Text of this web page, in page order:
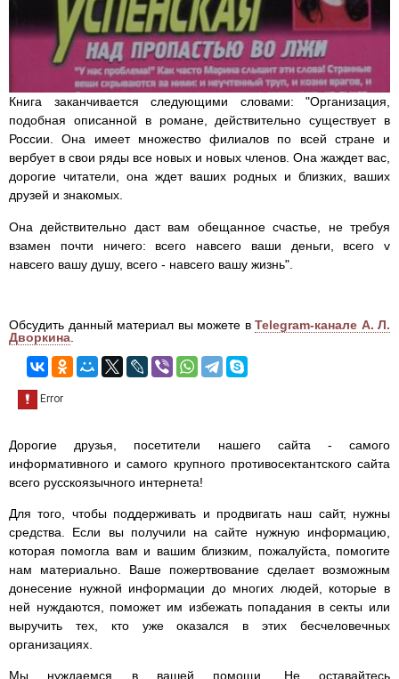
Книга заканчивается следующими словами: "Организация,
подобная описанной в романе, действительно существует в
России. Она имеет множество филиалов по всей стране и
вербует в свои ряды все новых и новых членов. Она жаждет вас,
дорогие читатели, она ждет ваших родных и близких, ваших
друзей и знакомых.
Она действительно даст вам обещанное счастье, не требуя
взамен почти ничего: всего навсего ваши деньги, всего v
навсего вашу душу, всего - навсего вашу жизнь".
Обсудить данный материал вы можете в Telegram-канале А. Л.
Дворкина
Дорогие друзья, посетители нашего сайта - самого
информативного и самого крупного противосектантского сайта
всего русскоязычного интернета!
Для того, чтобы поддерживать и продвигать наш сайт, нужны
средства. Если вы получили на сайте нужную информацию,
которая помогла вам и вашим близким, пожалуйста, помогите
нам материально. Ваше пожертвование сделает возможным
донесение нужной информации до многих людей, которые в
ней нуждаются, поможет им избежать попадания в секты или
выручить тех, кто уже оказался в этих бесчеловечных
организациях.
Мы нуждаемся в вашей помощи. Не оставайтесь